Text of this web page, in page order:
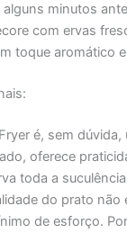
minutos
com ervas
toque aromático
é, sem dúvida,
oferece
toda a
do prato não
de esforço.